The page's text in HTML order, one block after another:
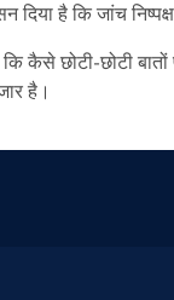
है कि जांच
कैसे छोटी-छोटी
है।